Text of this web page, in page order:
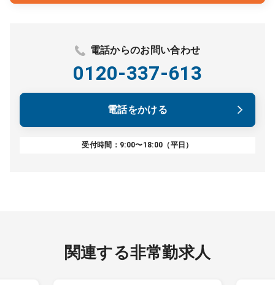
電話からのお問い合わせ
0120-337-613
電話をかける
受付時間：9:00〜18:00（平日）
関連する非常勤求人